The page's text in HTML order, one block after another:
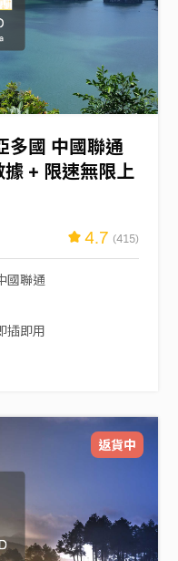
多國 中國聯通
+ 限速無限上
4.7 (415)
國聯通
插即用
返貨中